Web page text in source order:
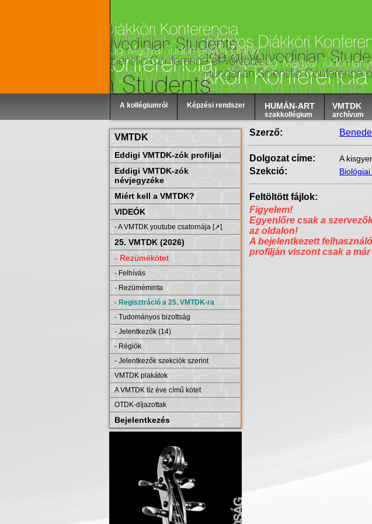
A kollégiumról Képzési rendszer HUMÁN-ART
szakkollégium
VMTDK
archívum
VMTDK
Eddigi VMTDK-zók profiljai
Eddigi VMTDK-zók
névjegyzéke
Miért kell a VMTDK?
VIDEÓK
- A VMTDK youtube csatornája [➚]
25. VMTDK (2026)
- Rezümékötet
- Felhívás
- Rezüméminta
- Regisztráció a 25. VMTDK-ra
- Tudományos bizottság
- Jelentkezők (14)
- Régiók
- Jelentkezők szekciók szerint
VMTDK plakátok
A VMTDK tíz éve című kötet
OTDK-díjazottak
Bejelentkezés
Szerző:
Dolgozat címe: A
Szekció:
Feltöltött fájlok:
Figyelem!
Egyenlőre csak a
az oldalon!
A bejelentkezett
profilján viszont csak a